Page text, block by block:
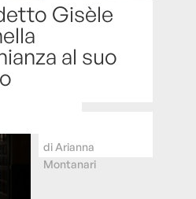
Gisèle
al suo
di Arianna
Montanari